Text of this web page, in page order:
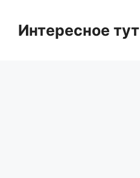
contentИнтересное тут